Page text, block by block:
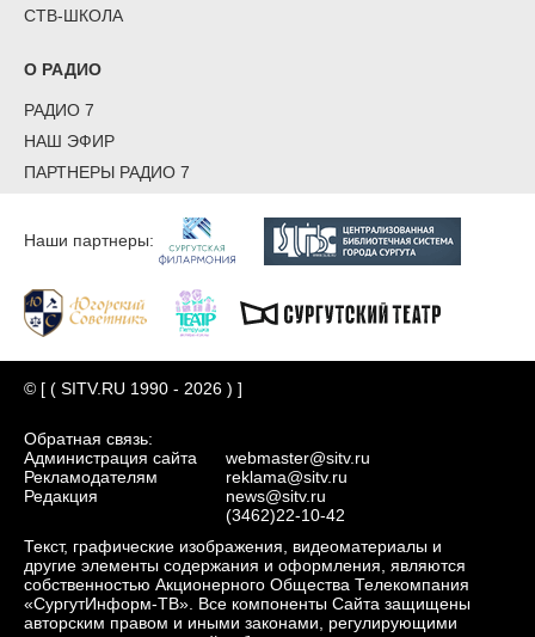
СТВ-ШКОЛА
О РАДИО
РАДИО 7
НАШ ЭФИР
ПАРТНЕРЫ РАДИО 7
Наши партнеры:
© [ ( SITV.RU 1990 - 2026 ) ]
Обратная связь:
Администрация сайта
Рекламодателям
Редакция
webmaster@sitv.ru
reklama@sitv.ru
news@sitv.ru
(3462)22-10-42
Текст, графические изображения, видеоматериалы и
другие элементы содержания и оформления, являются
собственностью Акционерного Общества Телекомпания
«СургутИнформ-ТВ». Все компоненты Сайта защищены
авторским правом и иными законами, регулирующими